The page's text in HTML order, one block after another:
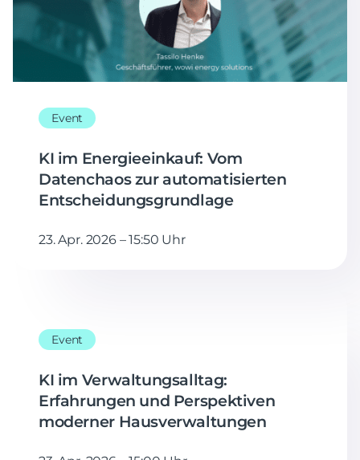
Event
KI im Energieeinkauf: Vom
Datenchaos zur automatisierten
Entscheidungsgrundlage
23. Apr. 2026 – 15:50 Uhr
Event
KI im Verwaltungsalltag:
Erfahrungen und Perspektiven
moderner Hausverwaltungen